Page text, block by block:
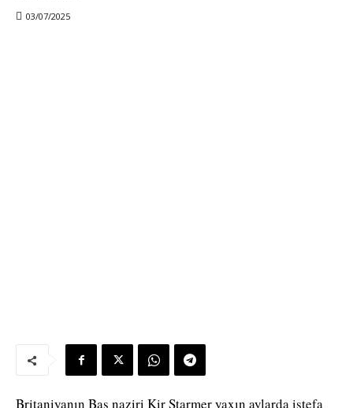
03/07/2025
Britaniyanın Baş naziri Kir Starmer yaxın aylarda istefa